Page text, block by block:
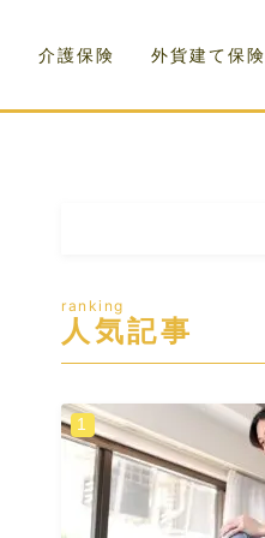
介護保険 外貨建て保険
ranking
人気記事